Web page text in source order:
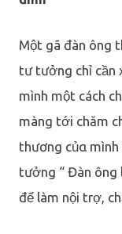
Một gã đàn ông
tư tưởng chỉ cần
mình một cách
màng tới chăm
thương củα
tưởng “ Đàn ông
để làm nội trợ,